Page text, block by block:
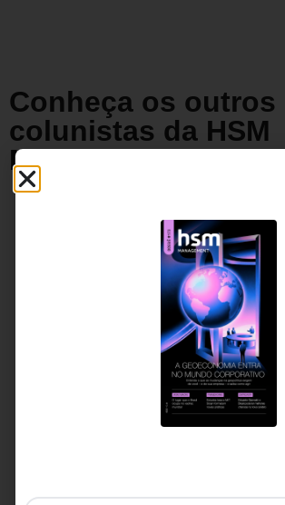
Conheça os outros
colunistas da HSM
Management
Fundado em 2013 por Luiza Helena